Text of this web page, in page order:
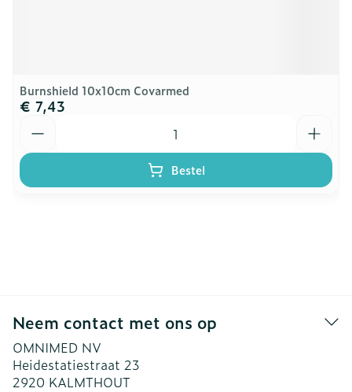
Burnshield 10x10cm Covarmed
€ 7,43
Bestel
Neem contact met ons op
OMNIMED NV
Heidestatiestraat 23
2920 KALMTHOUT